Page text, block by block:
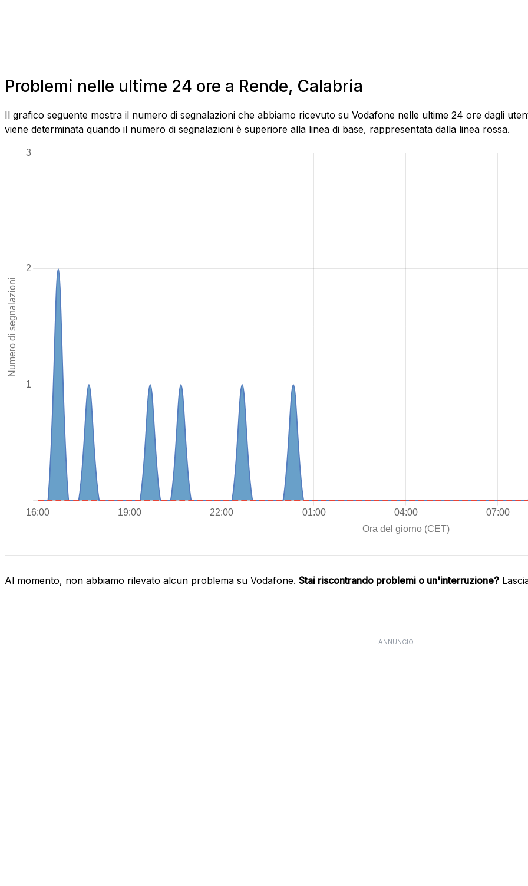
Problemi nelle ultime 24 ore a Rende, Calabria
Il grafico seguente mostra il numero di segnalazioni che abbiamo ricevuto su Vodafone nelle ultime 24 ore dagli
viene determinata quando il numero di segnalazioni è superiore alla linea di base, rappresentata dalla linea rossa.
Al momento, non abbiamo rilevato alcun problema su Vodafone. Stai riscontrando problemi o un'interruzione?
ANNUNCIO